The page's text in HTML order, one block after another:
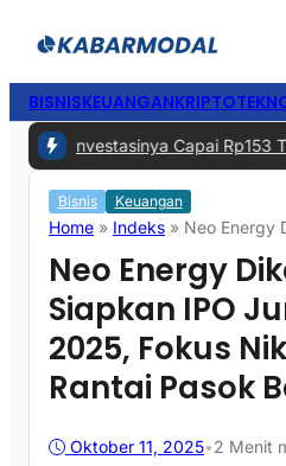
BISNISKEUANGANKRIPTO
Investasinya Capai Rp153
Bisnis Keuangan
Home » Indeks » Neo Energy
Neo Energy
Siapkan IPO
2025, Fokus
Rantai Pasok
Oktober 11, 2025•2 Menit